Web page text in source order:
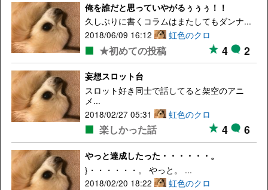
俺を誰だと思っていやがるぅぅぅ！！
久しぶりに書くコラムはまたしてもダンナ...
2018/06/09 16:12
虹色のクロ
★初めての投稿 4 2
妄想スロット台
スロット好き同士で話してると架空のアニ
メ...
2018/02/27 05:31
虹色のクロ
楽しかった話 4 6
やっと達成したった・・・・・・。
}・・・・・・。 やっと。 ...
2018/02/20 18:22
虹色のクロ